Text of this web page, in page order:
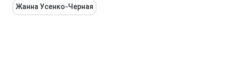
Жанна Усенко-Черная